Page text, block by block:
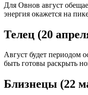
Для Овнов август
энергия окажется на
Телец (20
Август будет периодом
быть готовы раскрыть
Близнецы (22